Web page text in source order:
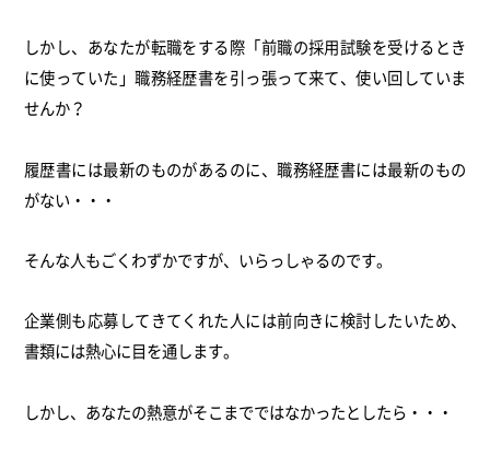
しかし、あなたが転職をする際「前職の採用試験を受けるとき
に使っていた」職務経歴書を引っ張って来て、使い回していま
せんか？
履歴書には最新のものがあるのに、職務経歴書には最新のもの
がない・・・
そんな人もごくわずかですが、いらっしゃるのです。
企業側も応募してきてくれた人には前向きに検討したいため、
書類には熱心に目を通します。
しかし、あなたの熱意がそこまでではなかったとしたら・・・